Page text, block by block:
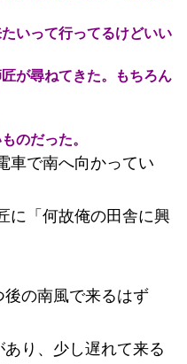
いって行ってるけどいい
が尋ねてきた。もちろん
のだった。
車で南へ向かってい
に「何故俺の田舎に興
の南風で来るはず
り、少し遅れて来る